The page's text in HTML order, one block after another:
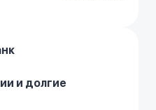
и долгие